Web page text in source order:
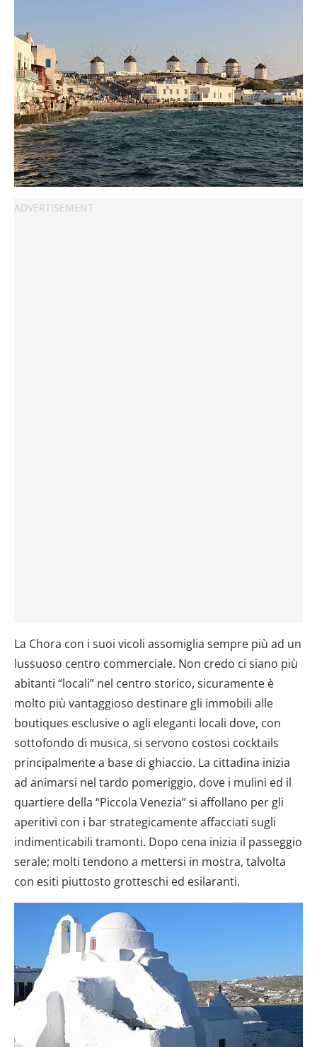
La Chora con i suoi vicoli assomiglia sempre più ad un
lussuoso centro commerciale. Non credo ci siano più
abitanti “locali” nel centro storico, sicuramente è
molto più vantaggioso destinare gli immobili alle
boutiques esclusive o agli eleganti locali dove, con
sottofondo di musica, si servono costosi cocktails
principalmente a base di ghiaccio. La cittadina inizia
ad animarsi nel tardo pomeriggio, dove i mulini ed il
quartiere della “Piccola Venezia” si affollano per gli
aperitivi con i bar strategicamente affacciati sugli
indimenticabili tramonti. Dopo cena inizia il passeggio
serale; molti tendono a mettersi in mostra, talvolta
con esiti piuttosto grotteschi ed esilaranti.